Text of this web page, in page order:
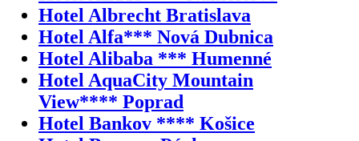
Hotel Albrecht Bratislava
Hotel Alfa*** Nová Dubnica
Hotel Alibaba *** Humenné
Hotel AquaCity Mountain
View**** Poprad
Hotel Bankov **** Košice